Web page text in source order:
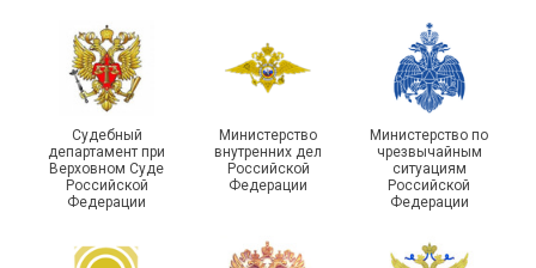
Чествование ветеранов
боевых действий
Самарской области
Подписано соглашение с
Судебный
департамент при
Верховном Суде
Российской
Федерации
Министерство
внутренних дел
Российской
Федерации
Министерство по
чрезвычайным
ситуациям
Российской
Федерации